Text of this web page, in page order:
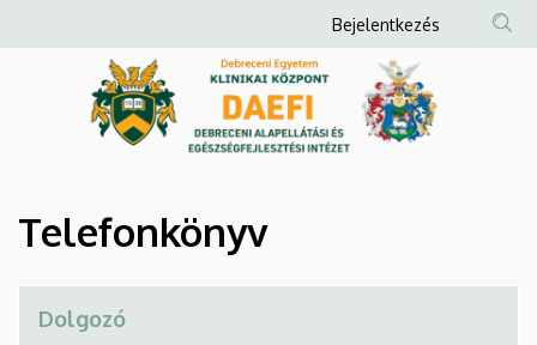
Debreceni
és
Egészségfejlesztési
Intézet
a
Anonim
Felhasználói
fiók
menüje
Bejelentkezés
Telefonkönyv